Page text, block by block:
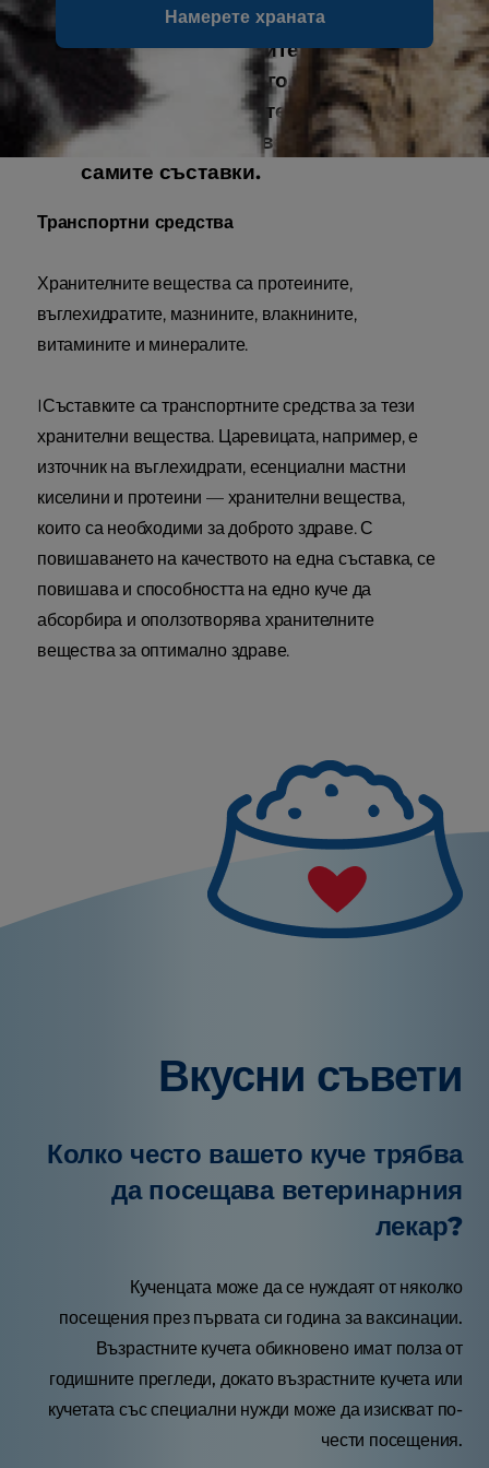
Намерете храната
прочели списъка със съставки,
защото подходящите количества от
отмерените с най-голяма
прецизност хранителни вещества,
са също толкова важни, колкото и
самите съставки.
Транспортни средства
Хранителните вещества са протеините,
въглехидратите, мазнините, влакнините,
витамините и минералите.
IСъставките са транспортните средства за тези
хранителни вещества. Царевицата, например, е
източник на въглехидрати, есенциални мастни
киселини и протеини — хранителни вещества,
които са необходими за доброто здраве. С
повишаването на качеството на една съставка, се
повишава и способността на едно куче да
абсорбира и оползотворява хранителните
вещества за оптимално здраве.
Вкусни съвети
Колко често вашето куче трябва
да посещава ветеринарния
лекар?
Кученцата може да се нуждаят от няколко
посещения през първата си година за ваксинации.
Възрастните кучета обикновено имат полза от
годишните прегледи, докато възрастните кучета или
кучетата със специални нужди може да изискват по-
чести посещения.